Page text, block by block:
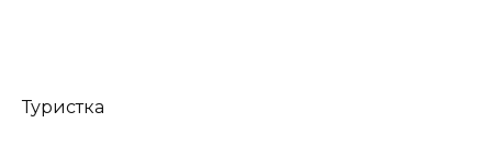
Туристка